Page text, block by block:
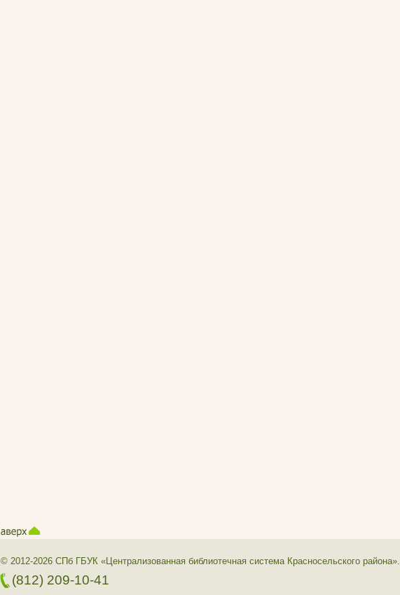
© 2012-2026 СПб ГБУК «Централизованная библиотечная система Красносельского района».
(812) 209-10-41